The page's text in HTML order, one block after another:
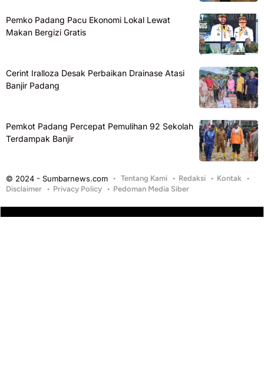
Pemko Padang Pacu Ekonomi Lokal Lewat
Makan Bergizi Gratis
Cerint Iralloza Desak Perbaikan Drainase Atasi
Banjir Padang
Pemkot Padang Percepat Pemulihan 92 Sekolah
Terdampak Banjir
© 2024 - Sumbarnews.com Tentang Kami Redaksi
Kontak
Disclaimer
Privacy Policy Pedoman Media Siber